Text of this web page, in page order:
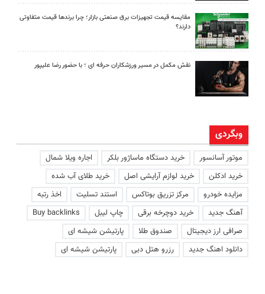
مقایسه قیمت تجهیزات برق صنعتی بازار؛ چرا برندها قیمت متفاوتی
دارند؟
نقش مکمل در مسیر ورزشکاران حرفه ای ؛ با حضور رضا علیپور
وبگردی
موتور آسانسور خرید دستگاه ماساژور بلکر
اجاره ویلا شمال
خرید ادکلن
خرید لوازم آرایشی اصل
خرید طلای آب شده
مزایده خودرو
مرکز تزریق بوتاکس استند تسلیت
اخذ رتبه
آهنگ جدید
خرید دوچرخه برقی چاپ لیبل
Buy backlinks
صرافی ارز دیجیتال
صندوق طلا
پارتیشن شیشه ای
دانلود اهنگ جدید
رزرو هتل دبی پارتیشن شیشه ای